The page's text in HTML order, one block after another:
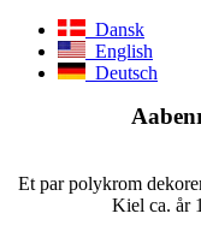
Dansk
English
Deutsch
Et par polykrom
Kiel ca. år